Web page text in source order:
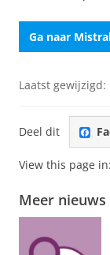
Ga naar
Laatst gewijzigd:
Deel dit
View this page in:
Meer nieuws